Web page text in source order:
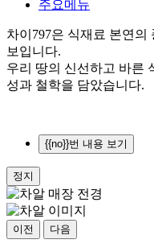
주요메뉴
차이797은 식재료 본연의
보입니다.
우리 땅의 신선하고 바른
성과 철학을 담았습니다.
{{no}}번 내용 보기
정지
이전 다음